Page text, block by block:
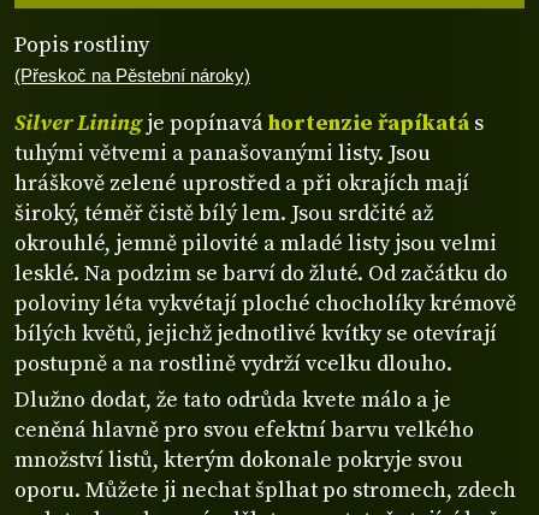
Popis rostliny
(Přeskoč na Pěstební nároky)
Silver Liningje popínaváhortenzie řapíkatá s
tuhými větvemi a panašovanými listy. Jsou
hráškově zelené uprostřed a při okrajích mají
široký, téměř čistě bílý lem. Jsou srdčité až
okrouhlé, jemně pilovité a mladé listy jsou velmi
lesklé. Na podzim se barví do žluté. Od začátku do
poloviny léta vykvétají ploché chocholíky krémově
bílých květů, jejichž jednotlivé kvítky se otevírají
postupně a na rostlině vydrží vcelku dlouho.
Dlužno dodat, že tato odrůda kvete málo a je
ceněná hlavně pro svou efektní barvu velkého
množství listů, kterým dokonale pokryje svou
oporu. Můžete ji nechat šplhat po stromech, zdech